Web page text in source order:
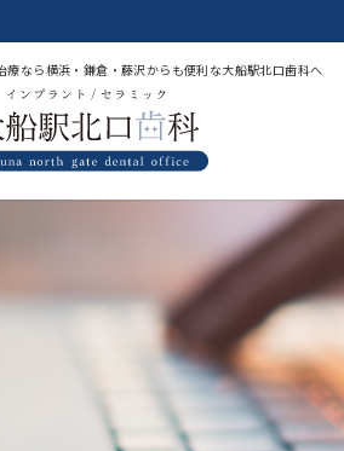
療なら横浜・鎌倉・藤沢からも便利な大船駅北口歯科へ